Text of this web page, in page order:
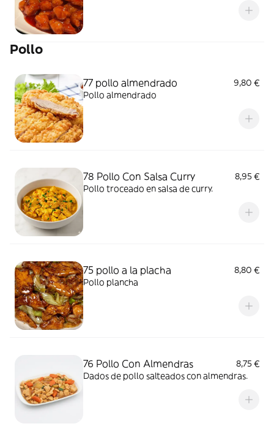
Pollo
77 pollo almendrado
9,80 €
Pollo almendrado
78 Pollo Con Salsa Curry
8,95 €
Pollo troceado en salsa de curry.
75 pollo a la placha
8,80 €
Pollo plancha
76 Pollo Con Almendras
8,75 €
Dados de pollo salteados con almendras.